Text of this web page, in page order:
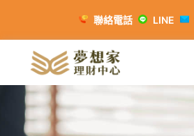
聯絡電話 LINE